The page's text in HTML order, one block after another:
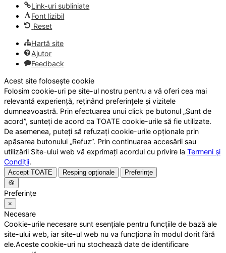
Link-uri subliniate
Font lizibil
Reset
Hartă site
Ajutor
Feedback
Acest site folosește cookie
Folosim cookie-uri pe site-ul nostru pentru a vă oferi cea mai
relevantă experiență, reținând preferințele și vizitele
dumneavoastră. Prin efectuarea unui click pe butonul „Sunt de
acord”, sunteți de acord ca TOATE cookie-urile să fie utilizate.
De asemenea, puteți să refuzați cookie-urile opționale prin
apăsarea butonului „Refuz”. Prin continuarea accesării sau
utilizării Site-ului web vă exprimați acordul cu privire la Termeni și
Condiții.
Accept TOATE Resping opționale
Preferințe
🍪
Preferințe
×
Necesare
Cookie-urile necesare sunt esențiale pentru funcțiile de bază ale
site-ului web, iar site-ul web nu va funcționa în modul dorit fără
ele.Aceste cookie-uri nu stochează date de identificare